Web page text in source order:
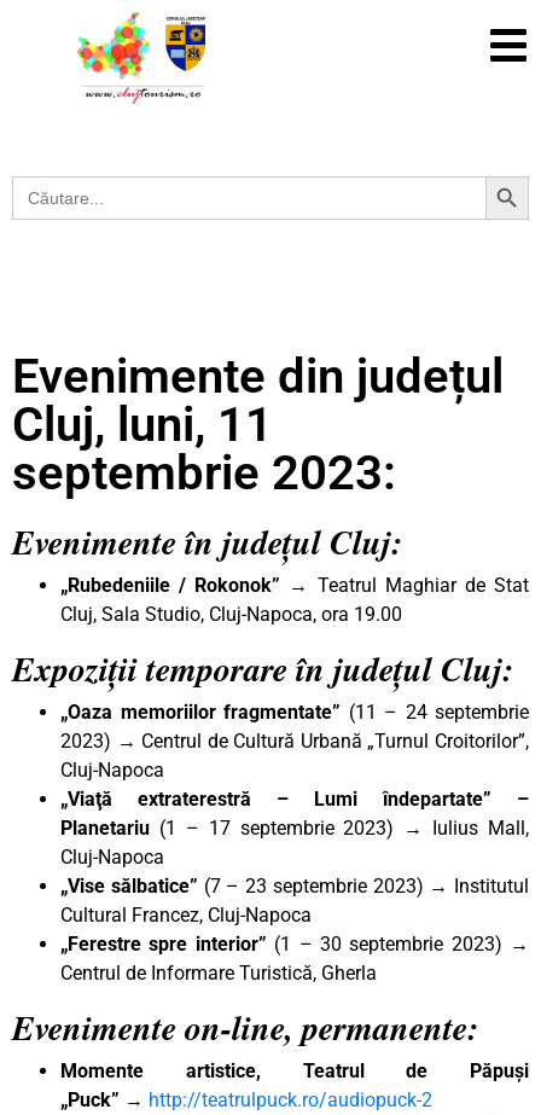
Search
for:
Search Button
Evenimente din județul
Cluj, luni, 11
septembrie 2023:
Evenimente în județul Cluj:
„Rubedeniile / Rokonok” → Teatrul Maghiar de Stat
Cluj, Sala Studio, Cluj-Napoca, ora 19.00
Expoziții temporare în județul Cluj:
„Oaza memoriilor fragmentate” (11 – 24 septembrie
2023) → Centrul de Cultură Urbană „Turnul Croitorilor”,
Cluj-Napoca
„Viaţă extraterestră – Lumi îndepartate” –
Planetariu (1 – 17 septembrie 2023) → Iulius Mall,
Cluj-Napoca
„Vise sălbatice” (7 – 23 septembrie 2023) → Institutul
Cultural Francez, Cluj-Napoca
„Ferestre spre interior” (1 – 30 septembrie 2023) →
Centrul de Informare Turistică, Gherla
Evenimente on-line, permanente:
Momente artistice, Teatrul de Păpuși
„Puck” → http://teatrulpuck.ro/audiopuck-2